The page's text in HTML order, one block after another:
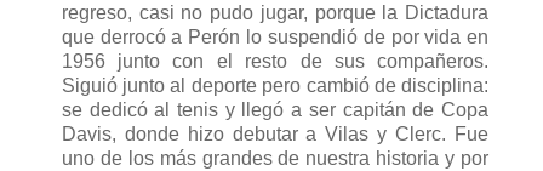
regreso, casi no pudo jugar, porque la Dictadura
que derrocó a Perón lo suspendió de por vida en
1956 junto con el resto de sus compañeros.
Siguió junto al deporte pero cambió de disciplina:
se dedicó al tenis y llegó a ser capitán de Copa
Davis, donde hizo debutar a Vilas y Clerc. Fue
uno de los más grandes de nuestra historia y por